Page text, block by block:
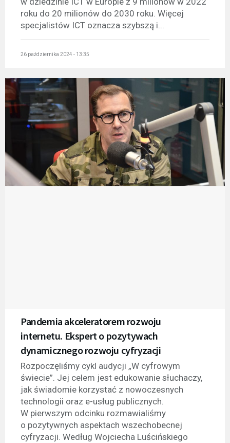
roku do 20 milionów do 2030 roku. Więcej
specjalistów ICT oznacza szybszą i...
26 października 2024 - 13:35
Pandemia akceleratorem rozwoju
internetu. Ekspert o pozytywach
dynamicznego rozwoju cyfryzacji
Rozpoczęliśmy cykl audycji „W cyfrowym
świecie”. Jej celem jest edukowanie słuchaczy,
jak świadomie korzystać z nowoczesnych
technologii oraz e-usług publicznych.
W pierwszym odcinku rozmawialiśmy
o pozytywnych aspektach wszechobecnej
cyfryzacji. Według Wojciecha Luścińskiego